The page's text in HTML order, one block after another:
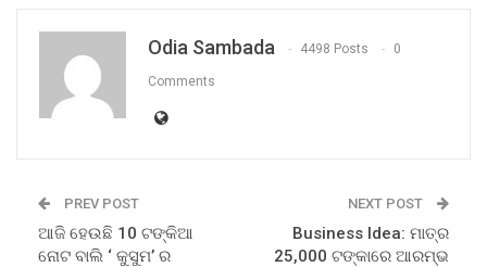
Odia Sambada 4498 Posts 0
Comments
PREV POST
ଆଜି ହେଉଛି 10 ଟଙ୍କିଆ
ନୋଟ ବାଲି ‘ କୁସୁମ’ ର
NEXT POST
Business Idea: ମାତ୍ର
25,000 ଟଙ୍କାରେ ଆରମ୍ଭ